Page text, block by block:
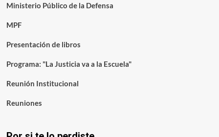
Ministerio Público de la Defensa
MPF
Presentación de libros
Programa: "La Justicia va a la Escuela"
Reunión Institucional
Reuniones